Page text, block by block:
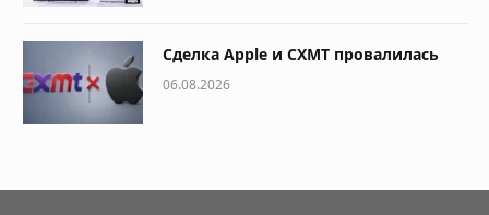
Сделка Apple и CXMT провалилась
06.08.2026